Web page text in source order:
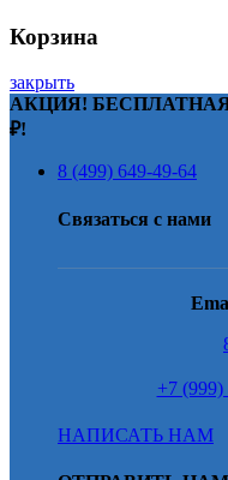
Корзина
закрыть
АКЦИЯ! БЕСПЛАТНАЯ
₽!
8 (499) 649-49-64
Связаться с нами
+7 (999)
НАПИСАТЬ НАМ